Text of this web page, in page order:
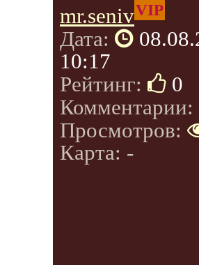
mr.senivVIP
Дата:
10:17
Рейтинг:
0
Комментарии:
Просмотров:
Карта: -